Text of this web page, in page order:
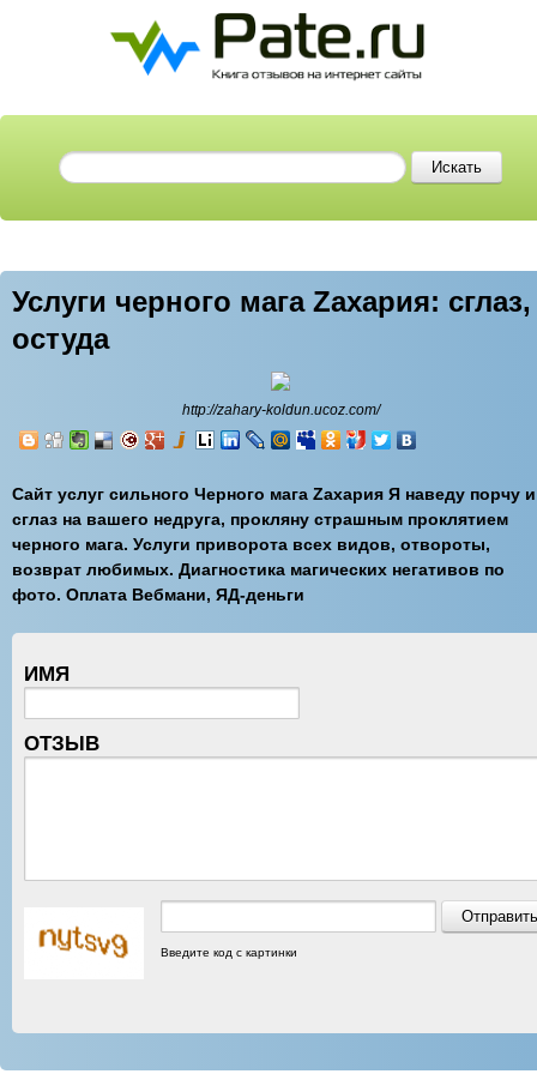
Услуги черного мага Zахария: сглаз,
остуда
http://zahary-koldun.ucoz.com/
Сайт услуг сильного Черного мага Zахария Я наведу порчу и
сглаз на вашего недруга, прокляну страшным проклятием
черного мага. Услуги приворота всех видов, отвороты,
возврат любимых. Диагностика магических негативов по
фото. Оплата Вебмани, ЯД-деньги
ИМЯ
ОТЗЫВ
Введите код с картинки